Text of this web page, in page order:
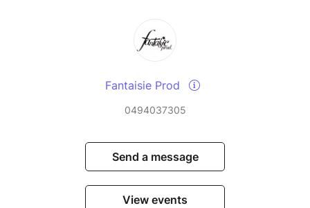
Fantaisie Prod
0494037305
Send a message
View events